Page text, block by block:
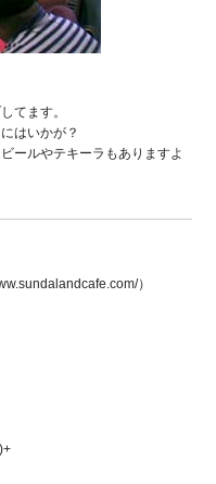
てます。
はいかが？
ールやテキーラもありますよ
）